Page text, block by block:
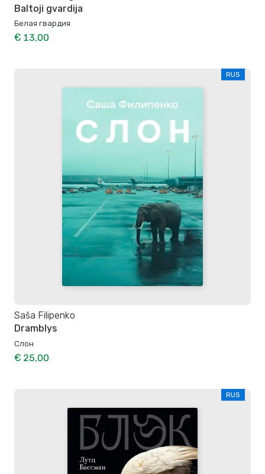
Baltoji gvardija
Белая гвардия
€ 13,00
RUS
Saša Filipenko
Dramblys
Слон
€ 25,00
RUS